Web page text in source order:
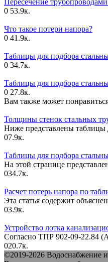
0 53.9к.
Что такое потери напора?
0 41.9к.
Таблицы для подбора
0 34.7к.
Таблицы для подбора
0 27.8к.
Вам также может
Толщины стенок стальных
Ниже представлены таблицы
07.9к.
Таблицы для подбора
На этой странице
034.7к.
Расчет потерь напора по
Эта статья содержит
03.9к.
Устройство лотка
Согласно ТПР 902-09-22.84
020.7к.
©2019-2026 Водоснабжение